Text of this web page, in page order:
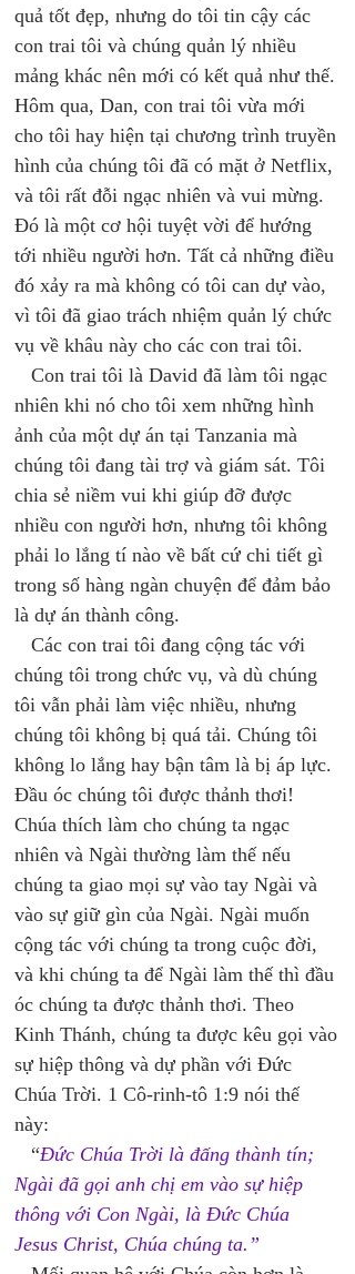
quả tốt đẹp, nhưng do tôi tin cậy các
con trai tôi và chúng quản lý nhiều
mảng khác nên mới có kết quả như thế.
Hôm qua, Dan, con trai tôi vừa mới
cho tôi hay hiện tại chương trình truyền
hình của chúng tôi đã có mặt ở Netflix,
và tôi rất đỗi ngạc nhiên và vui mừng.
Đó là một cơ hội tuyệt vời để hướng
tới nhiều người hơn. Tất cả những điều
đó xảy ra mà không có tôi can dự vào,
vì tôi đã giao trách nhiệm quản lý chức
vụ về khâu này cho các con trai tôi.
Con trai tôi là David đã làm tôi ngạc
nhiên khi nó cho tôi xem những hình
ảnh của một dự án tại Tanzania mà
chúng tôi đang tài trợ và giám sát. Tôi
chia sẻ niềm vui khi giúp đỡ được
nhiều con người hơn, nhưng tôi không
phải lo lắng tí nào về bất cứ chi tiết gì
trong số hàng ngàn chuyện để đảm bảo
là dự án thành công.
Các con trai tôi đang cộng tác với
chúng tôi trong chức vụ, và dù chúng
tôi vẫn phải làm việc nhiều, nhưng
chúng tôi không bị quá tải. Chúng tôi
không lo lắng hay bận tâm là bị áp lực.
Đầu óc chúng tôi được thảnh thơi!
Chúa thích làm cho chúng ta ngạc
nhiên và Ngài thường làm thế nếu
chúng ta giao mọi sự vào tay Ngài và
vào sự giữ gìn của Ngài. Ngài muốn
cộng tác với chúng ta trong cuộc đời,
và khi chúng ta để Ngài làm thế thì đầu
óc chúng ta được thảnh thơi. Theo
Kinh Thánh, chúng ta được kêu gọi vào
sự hiệp thông và dự phần với Đức
Chúa Trời. 1 Cô-rinh-tô 1:9 nói thế
này:
“Đức Chúa Trời là đấng thành tín;
Ngài đã gọi anh chị em vào sự hiệp
thông với Con Ngài, là Đức Chúa
Jesus Christ, Chúa chúng ta.”